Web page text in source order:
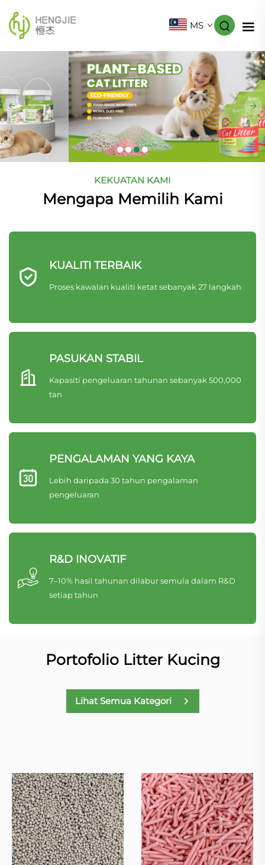
MS
KEKUATAN KAMI
Mengapa Memilih Kami
KUALITI TERBAIK
Proses kawalan kualiti ketat sebanyak 27 langkah
PASUKAN STABIL
Kapasiti pengeluaran tahunan sebanyak 500,000
tan
PENGALAMAN YANG KAYA
Lebih daripada 30 tahun pengalaman
pengeluaran
R&D INOVATIF
7–10% hasil tahunan dilabur semula dalam R&D
setiap tahun
Portofolio Litter Kucing
Lihat Semua Kategori